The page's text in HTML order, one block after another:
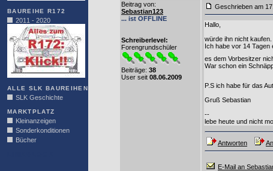
BAUREIHE R172
2011 - 2020
ALLE SLK BAUREIHEN
SLK Geschichte
MARKTPLATZ
Kleinanzeigen
Sonderkonditionen
Bücher
Beitrag von:
Sebastian123
... ist OFFLINE
Schreiberlevel:
Forengrundschüler
Beiträge: 38
User seit 08.06.2009
Geschrieben am
Hallo,
würde ihn nicht kaufen.
Ich habe vor 14 Tagen
es dem Vorbesitzer
War schon ein
P.S ich habe für das
Gruß Sebastian
--
lebe heute und nicht
Antworten
E-Mail an